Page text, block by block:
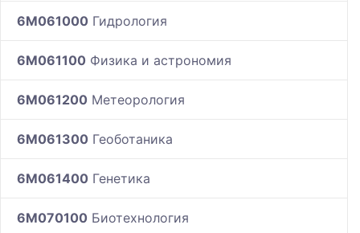
6M061000 Гидрология
6M061100 Физика и астрономия
6M061200 Метеорология
6M061300 Геоботаника
6M061400 Генетика
6M070100 Биотехнология